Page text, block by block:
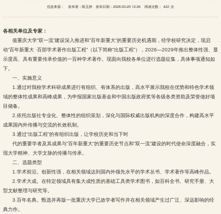
信息来源： 发布者：陈玉婷 发布日期：2026-03-20 12:26 阅读次数： 422 次
各相关单位及专家：
值重庆大学“双一流”建设深入推进和“百年新重大”的重要历史机遇期，经学校研究决定，现启
动“百年新重大 ·百部学术著作出版工程”（以下简称“出版工程”），2026—2029年推出整体性强、显
示度高、具有重要传承价值的一百种学术著作。现面向我校各单位进行选题征集，具体事项通知如
下。
一、实施意义
1.通过对我校学术科研成果进行有组织、有体系的出版，高水平展示我校在优势和特色学术领
域的整体性成果和高峰成果，为申报国家出版基金和中国出版政府奖等各级各类资助及荣誉做好项
目储备。
2.依托出版社专业化、整体性的组织策划，深化与国际权威出版机构的深度合作，构建高水平
成果国内外传播与交流的长效机制。
3.通过“出版工程”的有组织出版，让学校历史和当下时
代的重要学者及其成果与“百年新重大”的重要历史节点和“双一流”建设的时代使命深度融合，实
现大学精神、大学文脉的传播与传承。
二、选题类型
1.学术前沿。创新性强，在相关领域达到国内外领先水平的学术丛书、学术著作等高峰作品。
2.学术大成。在特定领域具有集大成性质的基础工具类学术图书，如百科全书、研究手册、大
型文献整理与研究等。
3.百年名典。甄选并再版一批重庆大学已故学者写作并在相关领域产生过广泛、深远影响的经
典力作。